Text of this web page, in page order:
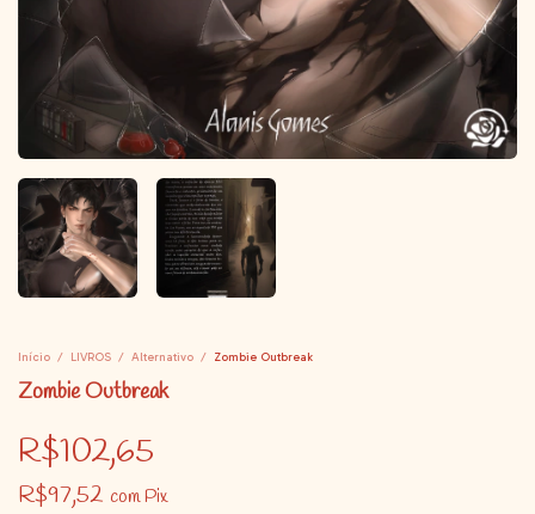
Início / LIVROS / Alternativo / Zombie Outbreak
Zombie Outbreak
R$102,65
R$97,52 comPix